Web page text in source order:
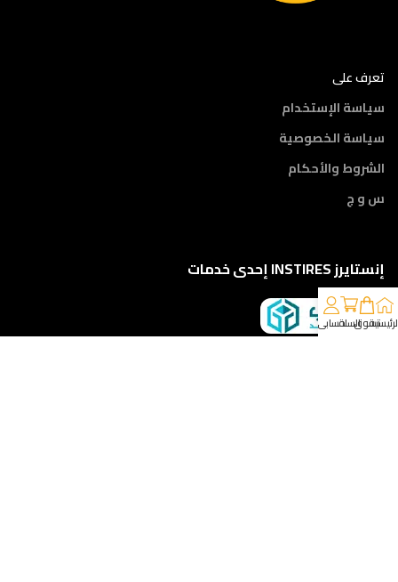
تعرف على
سياسة الإستخدام
سياسة الخصوصية
الشروط والأحكام
س و ج
إنستايرز INSTIRES إحدى خدمات
تسوقالسلةحسابي